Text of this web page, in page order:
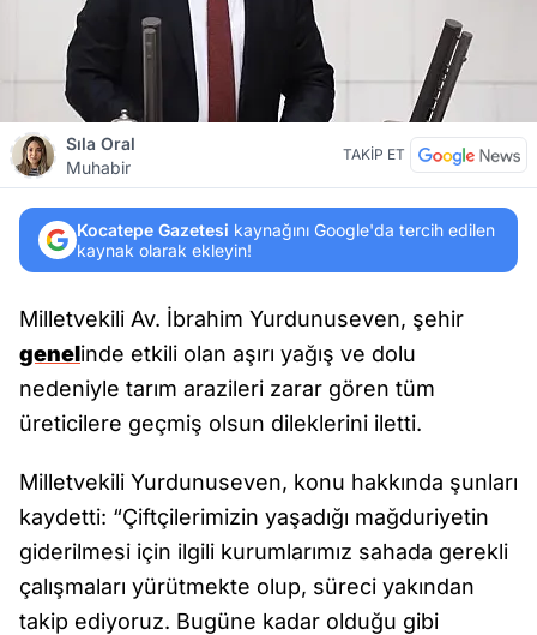
Sıla Oral
Muhabir
TAKİP ET
Kocatepe Gazetesi kaynağını Google'da tercih edilen
kaynak olarak ekleyin!
Milletvekili Av. İbrahim Yurdunuseven, şehir
genelinde etkili olan aşırı yağış ve dolu
nedeniyle tarım arazileri zarar gören tüm
üreticilere geçmiş olsun dileklerini iletti.
Milletvekili Yurdunuseven, konu hakkında şunları
kaydetti: “Çiftçilerimizin yaşadığı mağduriyetin
giderilmesi için ilgili kurumlarımız sahada gerekli
çalışmaları yürütmekte olup, süreci yakından
takip ediyoruz. Bugüne kadar olduğu gibi